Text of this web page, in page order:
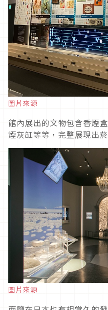
圖片來源
館內展出的文物包含香煙
煙灰缸等等，完整展現出
圖片來源